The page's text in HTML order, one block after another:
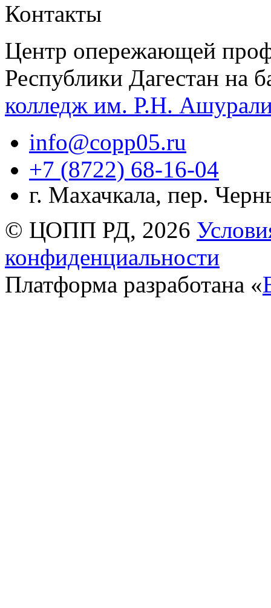
Контакты
Центр опережающей
Республики Дагестан на
колледж им. Р.Н.
info@copp05.ru
+7 (8722) 68-16-04
г. Махачкала, пер.
© ЦОПП РД, 2026
конфиденциальности
Платформа разработана «